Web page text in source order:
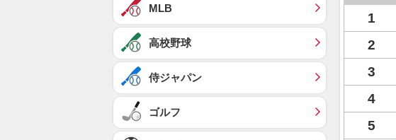
1
2
3
4
5
MLB
高校野球
侍ジャパン
ゴルフ